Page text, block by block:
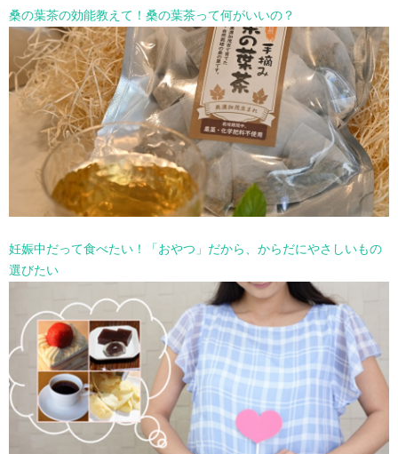
選
択
桑の葉茶の効能教えて！桑の葉茶って何がいいの？
妊娠中だって食べたい！「おやつ」だから、からだにやさしいもの
選びたい